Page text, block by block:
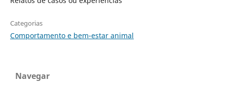
Categorias
Comportamento e bem-estar animal
Navegar